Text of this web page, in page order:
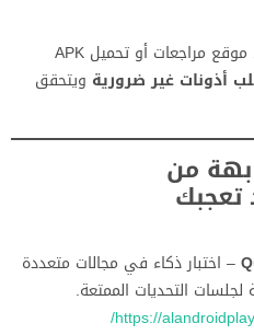
(مثل موقع مراجعات أو تحميل APK
أذونات غير ضرورية ويتحقق
من
– اختبار ذكاء في مجالات متعددة
لجلسات التحديات الممتعة.
https://